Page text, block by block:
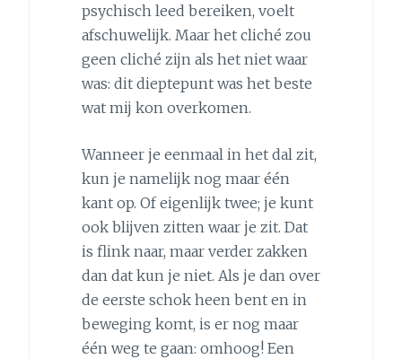
psychisch leed bereiken, voelt
afschuwelijk. Maar het cliché zou
geen cliché zijn als het niet waar
was: dit dieptepunt was het beste
wat mij kon overkomen.
Wanneer je eenmaal in het dal zit,
kun je namelijk nog maar één
kant op. Of eigenlijk twee; je kunt
ook blijven zitten waar je zit. Dat
is flink naar, maar verder zakken
dan dat kun je niet. Als je dan over
de eerste schok heen bent en in
beweging komt, is er nog maar
één weg te gaan: omhoog! Een